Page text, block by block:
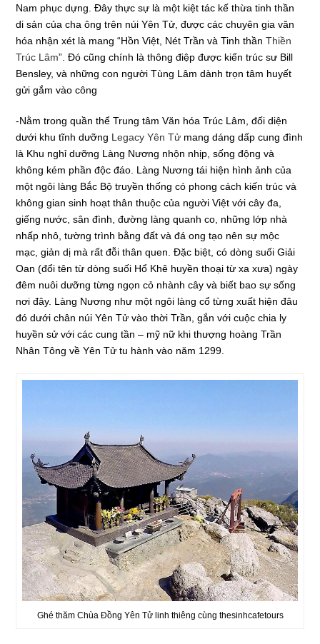
Nam phục dựng. Đây thực sự là một kiệt tác kế thừa tinh thần
di sản của cha ông trên núi Yên Tử, được các chuyên gia văn
hóa nhận xét là mang “Hồn Việt, Nét Trần và Tinh thầnThiền
Trúc Lâm”. Đó cũng chính là thông điệp được kiến trúc sư Bill
Bensley, và những con người Tùng Lâm dành trọn tâm huyết
gửi gắm vào công
-Nằm trong quần thể Trung tâm Văn hóa Trúc Lâm, đối diện
dưới khu tĩnh dưỡng Legacy Yên Tử mang dáng dấp cung đình
là Khu nghỉ dưỡng Làng Nương nhộn nhịp, sống động và
không kém phần độc đáo. Làng Nương tái hiện hình ảnh của
một ngôi làng Bắc Bộ truyền thống có phong cách kiến trúc và
không gian sinh hoạt thân thuộc của người Việt với cây đa,
giếng nước, sân đình, đường làng quanh co, những lớp nhà
nhấp nhô, tường trình bằng đất và đá ong tạo nên sự mộc
mạc, giản dị mà rất đỗi thân quen. Đặc biệt, có dòng suối Giải
Oan (đổi tên từ dòng suối Hổ Khê huyền thoại từ xa xưa) ngày
đêm nuôi dưỡng từng ngọn cỏ nhành cây và biết bao sự sống
nơi đây. Làng Nương như một ngôi làng cổ từng xuất hiện đâu
đó dưới chân núi Yên Tử vào thời Trần, gắn với cuộc chia ly
huyền sử với các cung tần – mỹ nữ khi thượng hoàng Trần
Nhân Tông về Yên Tử tu hành vào năm 1299.
Ghé thăm Chùa Đồng Yên Tử linh thiêng cùng thesinhcafetours